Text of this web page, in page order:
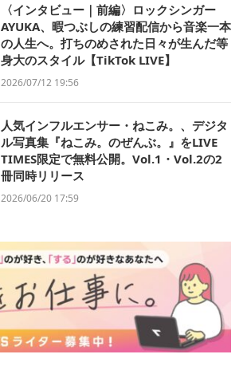
〈インタビュー｜前編〉ロックシンガー
AYUKA、暇つぶしの練習配信から音楽一本
の人生へ。打ちのめされた日々が生んだ等
身大のスタイル【TikTok LIVE】
2026/07/12 19:56
人気インフルエンサー・ねこみ。、デジタ
ル写真集『ねこみ。のぜんぶ。』をLIVE
TIMES限定で無料公開。Vol.1・Vol.2の2
冊同時リリース
2026/06/20 17:59